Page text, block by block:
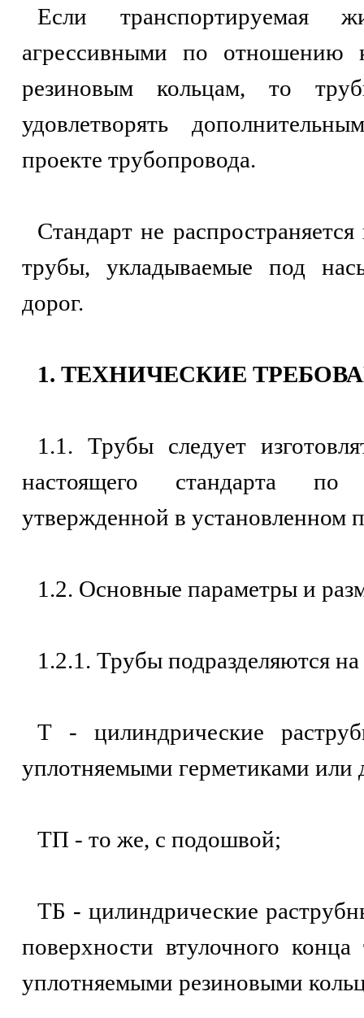
Если транспортируемая
агрессивными по отношению
резиновым кольцам, то
удовлетворять
проекте трубопровода.
Стандарт не
трубы, укладываемые под
дорог.
1. ТЕХНИЧЕСКИЕ
1.1. Трубы следует
настоящего стандарта по
утвержденной в установленном
1.2. Основные параметры и
1.2.1. Трубы подразделяются
Т - цилиндрические
уплотняемыми герметиками или
ТП - то же, с подошвой;
ТБ - цилиндрические
поверхности втулочного
уплотняемыми резиновыми